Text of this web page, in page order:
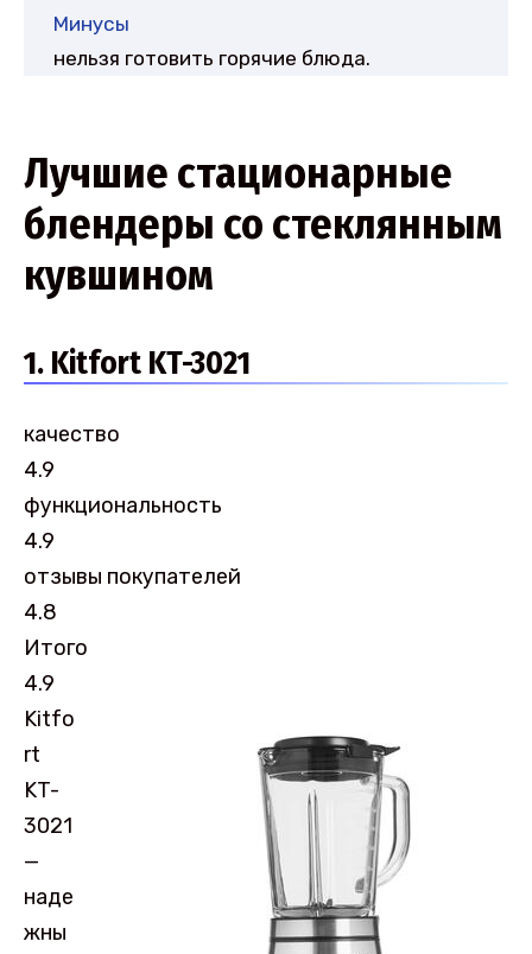
Минусы
нельзя готовить горячие блюда.
Лучшие стационарные
блендеры со стеклянным
кувшином
1. Kitfort KT-3021
качество
4.9
функциональность
4.9
отзывы покупателей
4.8
Итого
4.9
Kitfo
rt
KT-
3021
—
наде
жны